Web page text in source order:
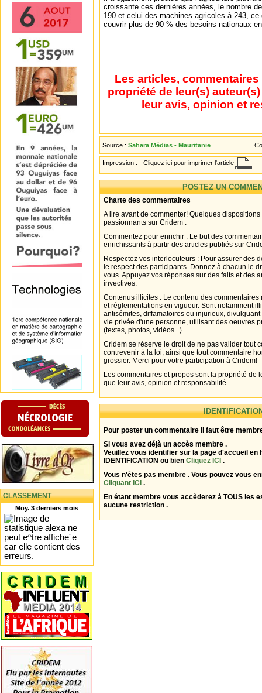
CLASSEMENT
Moy. 3 derniers mois
croissante ces dernières années, le nombre
190 et celui des machines agricoles à 243,
couvrir plus de 90 % des besoins nationaux
Les articles,
propriété de leur(s)
leur avis, opinion et
Source : Sahara Médias - Mauritanie
Impression : Cliquez ici pour imprimer l'article
POSTEZ UN
Charte des commentaires
A lire avant de commenter! Quelques
passionnants sur Cridem :
Commentez pour enrichir : Le but des
enrichissants à partir des articles publiés sur
Respectez vos interlocuteurs : Pour assurer des
le respect des participants. Donnez à chacun le
vous. Appuyez vos réponses sur des faits et des
invectives.
Contenus illicites : Le contenu des
et réglementations en vigueur. Sont notamment
antisémites, diffamatoires ou injurieux,
vie privée d'une personne, utilisant des oeuvres
(textes, photos, vidéos...).
Cridem se réserve le droit de ne pas valider tout
contrevenir à la loi, ainsi que tout commentaire
grossier. Merci pour votre participation à Cridem!
Les commentaires et propos sont la propriété de
que leur avis, opinion et responsabilité.
Pour poster un commentaire il faut être
Si vous avez déjà un accès membre .
Veuillez vous identifier sur la page d'accueil en
IDENTIFICATION ou bien Cliquez ICI .
Vous n'êtes pas membre . Vous pouvez vous
Cliquant ICI .
En étant membre vous accèderez à TOUS les
aucune restriction .